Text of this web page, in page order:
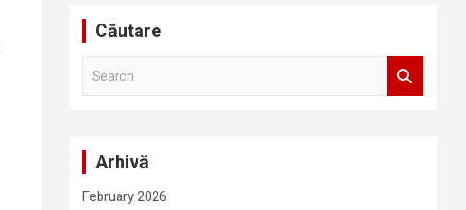
Căutare
Arhivă
February 2026